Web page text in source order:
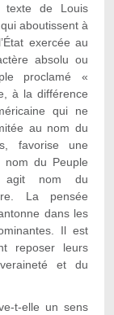
texte de Louis
aboutissent à
exercée au
absolu ou
proclamé «
à la différence
qui ne
au nom du
favorise une
nom du Peuple
agit nom du
La pensée
dans les
Il est
reposer leurs
et du
t-elle un sens